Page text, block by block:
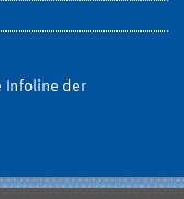
Infoline der